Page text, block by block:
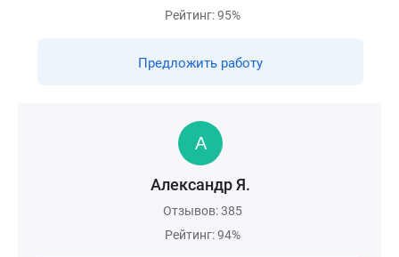
Рейтинг: 95%
Предложить работу
Александр Я.
Отзывов: 385
Рейтинг: 94%